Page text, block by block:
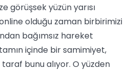
görüşsek yüzün yarısı
olduğu zaman birbirimizi
bağımsız hareket
içinde bir samimiyet,
bunu alıyor. O yüzden